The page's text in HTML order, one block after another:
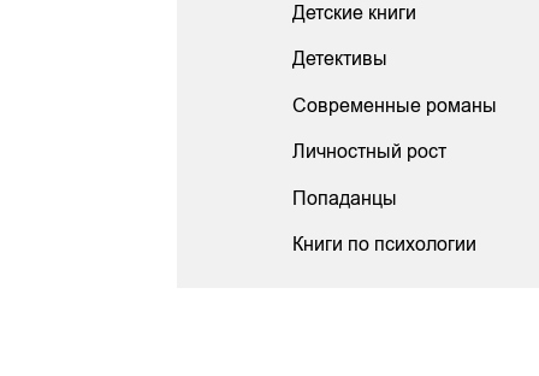
Детские книги
Детективы
Современные романы
Личностный рост
Попаданцы
Книги по психологии